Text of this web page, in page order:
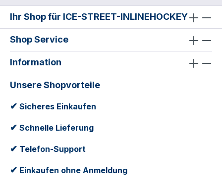
Ihr Shop für ICE-STREET-INLINEHOCKEY
Shop Service
Information
Unsere Shopvorteile
✔ Sicheres Einkaufen
✔ Schnelle Lieferung
✔ Telefon-Support
✔ Einkaufen ohne Anmeldung